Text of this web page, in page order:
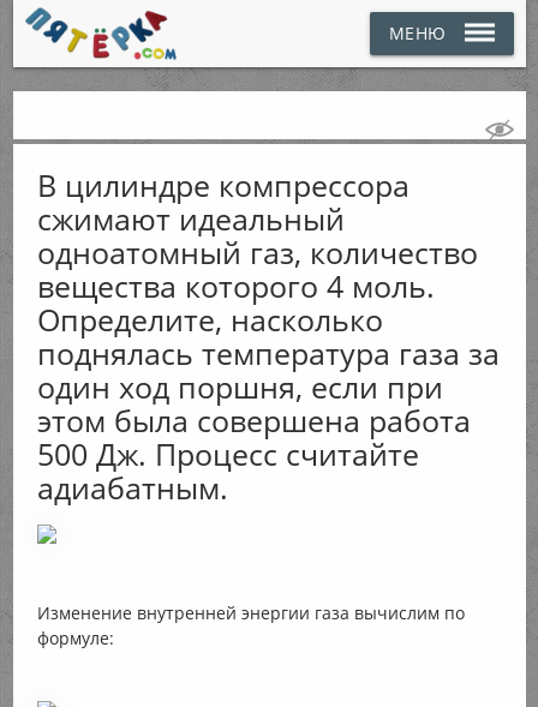
МЕНЮ
В цилиндре компрессора
сжимают идеальный
одноатомный газ, количество
вещества которого 4 моль.
Определите, насколько
поднялась температура газа за
один ход поршня, если при
этом была совершена работа
500 Дж. Процесс считайте
адиабатным.
Изменение внутренней энергии газа вычислим по
формуле: